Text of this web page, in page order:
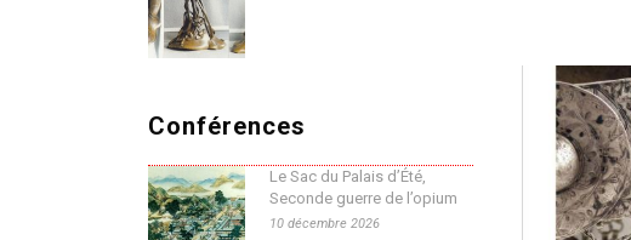
Conférences
Le Sac du Palais d’Été,
Seconde guerre de l’opium
10 décembre 2026